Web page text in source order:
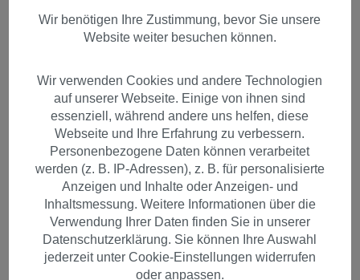
Lange natürliche Damen
Perücke gewellt natürlicher
Blond-Mix Pony 6311-27T613
Wir benötigen Ihre Zustimmung, bevor Sie unsere
Website weiter besuchen können.
Wir verwenden Cookies und andere Technologien
auf unserer Webseite. Einige von ihnen sind
essenziell, während andere uns helfen, diese
Webseite und Ihre Erfahrung zu verbessern.
Personenbezogene Daten können verarbeitet
werden (z. B. IP-Adressen), z. B. für personalisierte
Anzeigen und Inhalte oder Anzeigen- und
Inhaltsmessung. Weitere Informationen über die
Verwendung Ihrer Daten finden Sie in unserer
Datenschutzerklärung. Sie können Ihre Auswahl
jederzeit unter Cookie-Einstellungen widerrufen
oder anpassen.